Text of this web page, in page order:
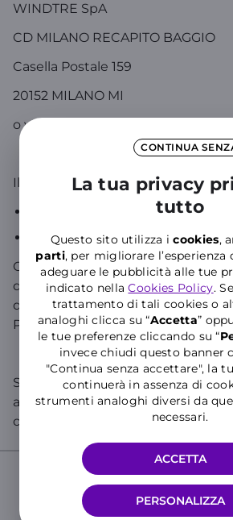
CONTINUA
La tua privacy
tutto
Questo sito utilizza icookies,
parti, per migliorare l’esperienza
adeguare le pubblicità alle tue
indicato nellaCookies Policy.
trattamento di tali cookies o
analoghi clicca su “Accetta”
le tue preferenze cliccando su “P
invece chiudi questo banner
"Continua senza accettare", la
continuerà in assenza di
strumenti analoghi diversi da
necessari.
PERSONALIZZA
ACCETTA
WINDTRE SpA
CD MILANO RECAPITO BAGGIO
Casella Postale 159
20152 MILANO MI
o via PEC a
Il Modulo è disponibile:
Sul sito WINDTRE nella sezione
Presso irivenditoriWINDTRE
Occorre inoltre allegare copia di
d'identità del titolare della SIM e
denuncia effettuata presso le
Per il modulo di blocco-sblocco
Se cerchi informazioni specifiche
accedi all’Area Clienti o all’App
con WILL!
Cerca nelle Domande